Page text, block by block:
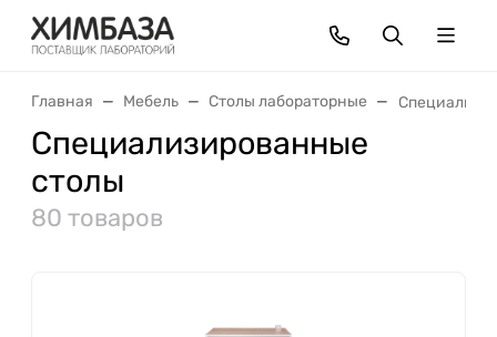
Главная Мебель Столы лабораторные
Специализированные
столы
80 товаров